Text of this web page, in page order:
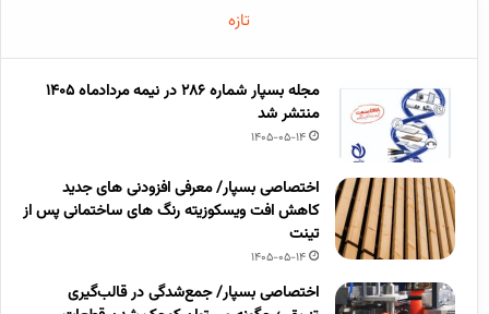
تازه
مجله بسپار شماره 286 در نیمه مردادماه 1405
منتشر شد
1405-05-14
اختصاصی بسپار/ معرفی افزودنی های جدید
کاهش افت ویسکوزیته رنگ های ساختمانی پس از
تینت
1405-05-14
اختصاصی بسپار/ جمع‌شدگی در قالب‌گیری